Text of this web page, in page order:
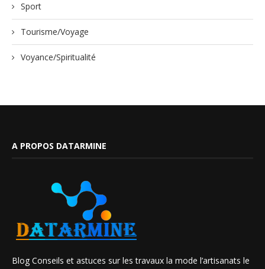
Sport
Tourisme/Voyage
Voyance/Spiritualité
A PROPOS DATARMINE
Blog Conseils et astuces sur les travaux la mode l’artisanats le